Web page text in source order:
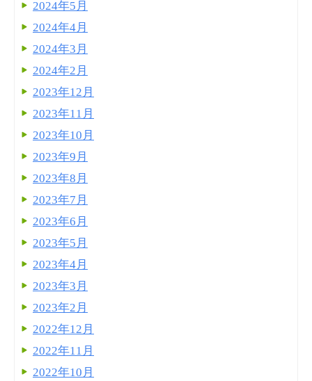
2024年5月
2024年4月
2024年3月
2024年2月
2023年12月
2023年11月
2023年10月
2023年9月
2023年8月
2023年7月
2023年6月
2023年5月
2023年4月
2023年3月
2023年2月
2022年12月
2022年11月
2022年10月